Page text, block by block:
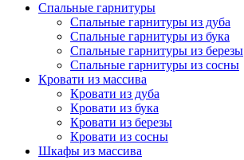
Спальные гарнитуры
Спальные гарнитуры из дуба
Спальные гарнитуры из бука
Спальные гарнитуры из березы
Спальные гарнитуры из сосны
Кровати из массива
Кровати из дуба
Кровати из бука
Кровати из березы
Кровати из сосны
Шкафы из массива